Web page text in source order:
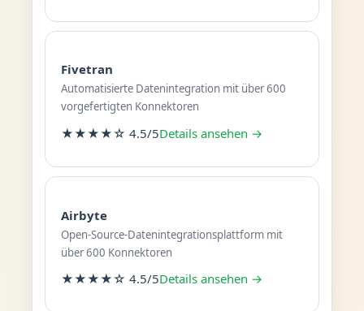
Fivetran
Automatisierte Datenintegration mit über 600
vorgefertigten Konnektoren
★★★★☆ 4.5/5Details ansehen →
Airbyte
Open-Source-Datenintegrationsplattform mit
über 600 Konnektoren
★★★★☆ 4.5/5Details ansehen →